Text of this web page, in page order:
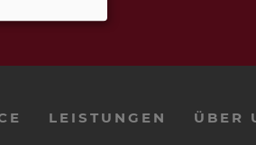
LEISTUNGEN ÜBER